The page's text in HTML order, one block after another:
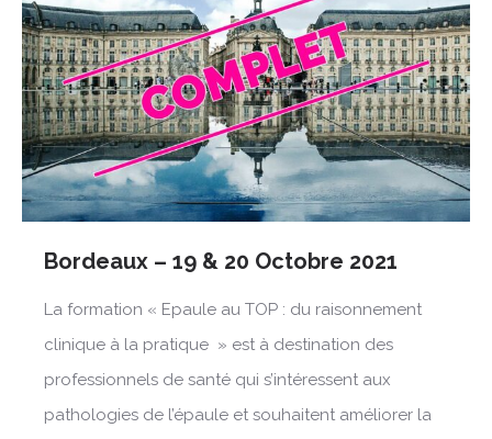
Bordeaux – 19 & 20 Octobre 2021
La formation « Epaule au TOP : du raisonnement
clinique à la pratique » est à destination des
professionnels de santé qui s’intéressent aux
pathologies de l’épaule et souhaitent améliorer la